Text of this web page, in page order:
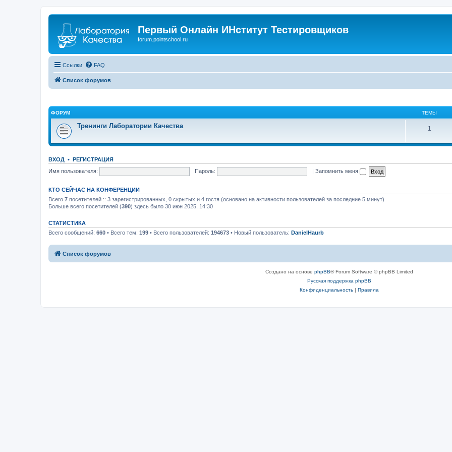
Первый Онлайн ИНститут Тестировщиков
forum.pointschool.ru
Ссылки FAQ
Список форумов
ФОРУМ ТЕМЫ
Тренинги Лаборатории Качества 1
ВХОД • РЕГИСТРАЦИЯ
Имя пользователя:
Пароль: | Запомнить меня
КТО СЕЙЧАС НА КОНФЕРЕНЦИИ
Всего 7 посетителей :: 3 зарегистрированных, 0 скрытых и 4 гостя (основано на активности пользователей за последние 5 минут)
Больше всего посетителей (390) здесь было 30 июн 2025, 14:30
СТАТИСТИКА
Всего сообщений: 660 • Всего тем: 199 • Всего пользователей: 194673 • Новый пользователь: DanielHaurb
Список форумов
Создано на основе phpBB® Forum Software © phpBB Limited
Русская поддержка phpBB
Конфиденциальность| Правила